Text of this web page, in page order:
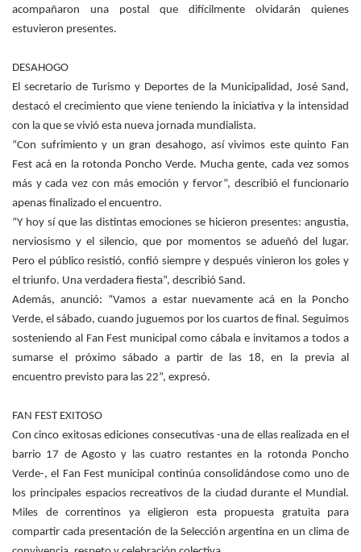
acompañaron una postal que difícilmente olvidarán quienes
estuvieron presentes.
DESAHOGO
El secretario de Turismo y Deportes de la Municipalidad, José Sand,
destacó el crecimiento que viene teniendo la iniciativa y la intensidad
con la que se vivió esta nueva jornada mundialista.
“Con sufrimiento y un gran desahogo, así vivimos este quinto Fan
Fest acá en la rotonda Poncho Verde. Mucha gente, cada vez somos
más y cada vez con más emoción y fervor”, describió el funcionario
apenas finalizado el encuentro.
“Y hoy sí que las distintas emociones se hicieron presentes: angustia,
nerviosismo y el silencio, que por momentos se adueñó del lugar.
Pero el público resistió, confió siempre y después vinieron los goles y
el triunfo. Una verdadera fiesta”, describió Sand.
Además, anunció: “Vamos a estar nuevamente acá en la Poncho
Verde, el sábado, cuando juguemos por los cuartos de final. Seguimos
sosteniendo al Fan Fest municipal como cábala e invitamos a todos a
sumarse el próximo sábado a partir de las 18, en la previa al
encuentro previsto para las 22”, expresó.
FAN FEST EXITOSO
Con cinco exitosas ediciones consecutivas -una de ellas realizada en el
barrio 17 de Agosto y las cuatro restantes en la rotonda Poncho
Verde-, el Fan Fest municipal continúa consolidándose como uno de
los principales espacios recreativos de la ciudad durante el Mundial.
Miles de correntinos ya eligieron esta propuesta gratuita para
compartir cada presentación de la Selección argentina en un clima de